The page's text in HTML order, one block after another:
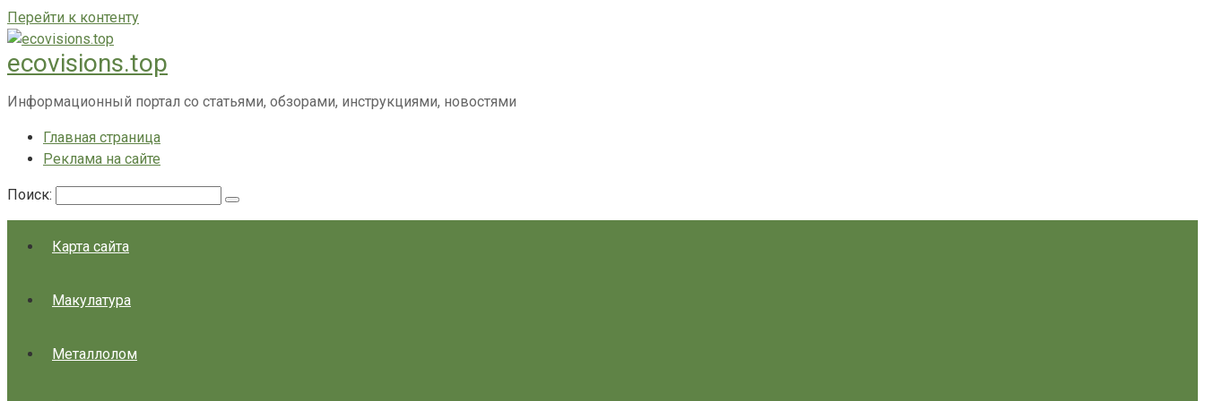
Перейти к контенту
ecovisions.top
Информационный портал со статьями, обзорами, инструкциями, новостями
Главная страница
Реклама на сайте
Поиск:
Карта сайта
Макулатура
Металлолом